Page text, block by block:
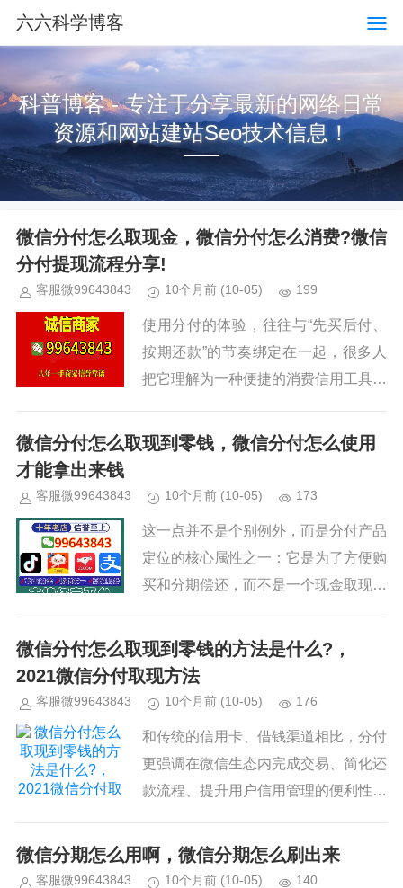
六六科学博客
科普博客 - 专注于分享最新的网络日常
资源和网站建站Seo技术信息！
微信分付怎么取现金，微信分付怎么消费?微信
分付提现流程分享!
客服微99643843 10个月前 (10-05) 199
使用分付的体验，往往与“先买后付、
按期还款”的节奏绑定在一起，很多人
把它理解为一种便捷的消费信用工具。
和客单价；对个人用户来说，它能在大
微信分付怎么取现到零钱，微信分付怎么使用
才能拿出来钱
客服微99643843 10个月前 (10-05) 173
这一点并不是个别例外，而是分付产品
定位的核心属性之一：它是为了方便购
买和分期偿还，而不是一个现金取现工
自己的功能当成可用选项来执行。若某
些渠道声称可以“绕过限制”实现...
微信分付怎么取现到零钱的方法是什么?，
2021微信分付取现方法
客服微99643843 10个月前 (10-05) 176
和传统的信用卡、借钱渠道相比，分付
更强调在微信生态内完成交易、简化还
款流程、提升用户信用管理的便利性。
于“额度、期限、还款方式”这几项核心
参数，却容易产生一个误解：...
微信分期怎么用啊，微信分期怎么刷出来
客服微99643843 10个月前 (10-05) 140